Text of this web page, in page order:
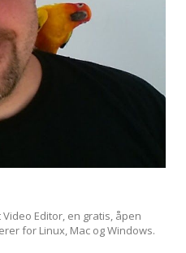
Editor, en gratis, åpen
for Linux, Mac og Windows.